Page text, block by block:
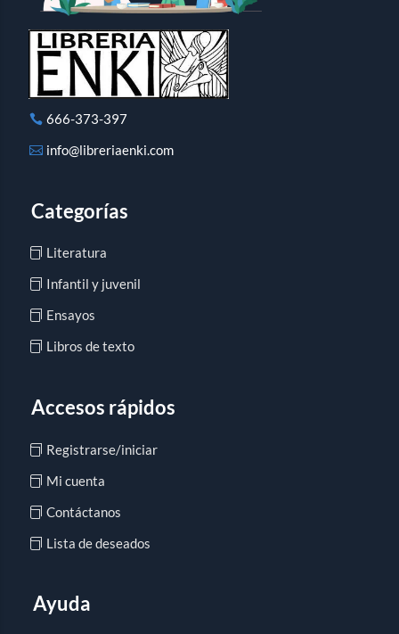
666-373-397
info@libreriaenki.com
Categorías
Literatura
Infantil y juvenil
Ensayos
Libros de texto
Accesos rápidos
Registrarse/iniciar
Mi cuenta
Contáctanos
Lista de deseados
Ayuda